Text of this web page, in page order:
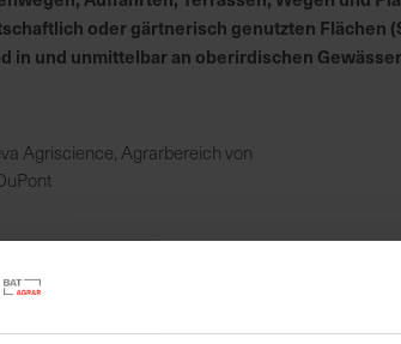
oder gärtnerisch genutzten Flächen
in und unmittelbar an oberirdischen
Agriscience, Agrarbereich von